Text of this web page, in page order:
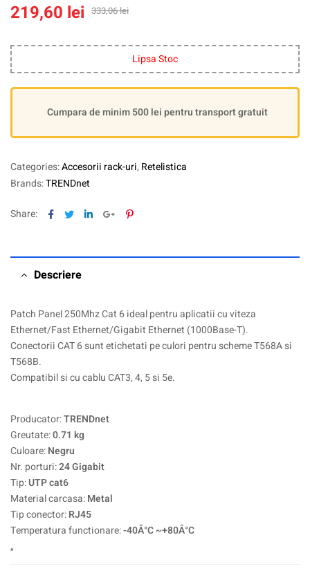
333,06lei
219,60 lei
Lipsa Stoc
Cumpara de minim 500 lei pentru transport gratuit
Categories:Accesorii rack-uri, Retelistica
Brands:TRENDnet
Share: Facebook
TwitterLinkedinGoogle+Pinterest
Descriere
Patch Panel 250Mhz Cat 6 ideal pentru aplicatii cu viteza
Ethernet/Fast Ethernet/Gigabit Ethernet (1000Base-T).
Conectorii CAT 6 sunt etichetati pe culori pentru scheme T568A si
T568B.
Compatibil si cu cablu CAT3, 4, 5 si 5e.
Producator:TRENDnet
Greutate:0.71 kg
Culoare:Negru
Nr. porturi:24 Gigabit
Tip:UTP cat6
Material carcasa:Metal
Tip conector:RJ45
Temperatura functionare:-40Â°C ~+80Â°C
„